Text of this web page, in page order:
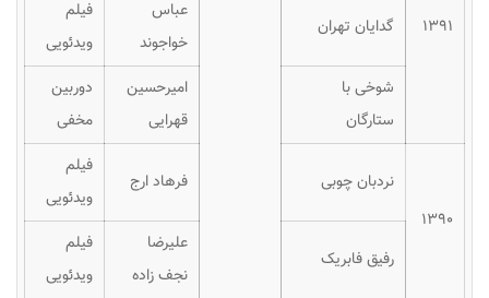
۱۳۹۱ گدایان تهران
عباس
خواجوند
فیلم
ویدئویی
شوخی با
ستارگان
امیرحسین
قهرایی
دوربین
مخفی
۱۳۹۰
نردبان چوبی فرهاد ارج
فیلم
ویدئویی
رفیق فابریک
علیرضا
نجف زاده
فیلم
ویدئویی